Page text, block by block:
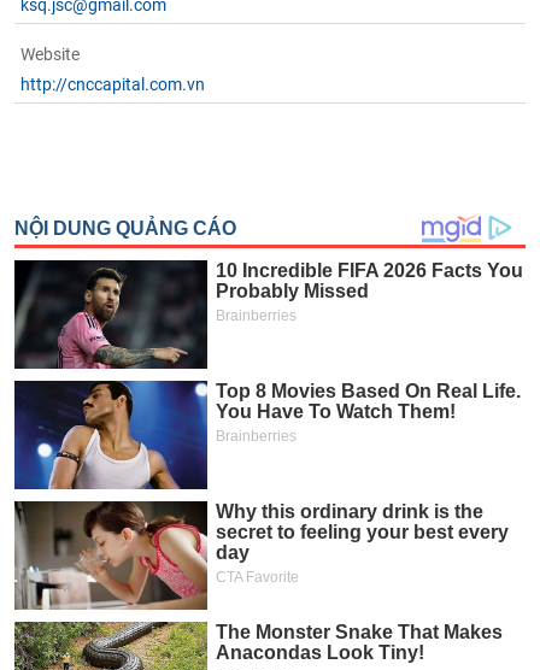
ksq.jsc@gmail.com
Website
http://cnccapital.com.vn